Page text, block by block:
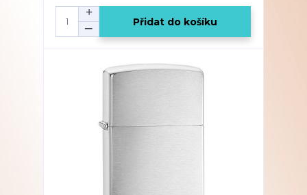
Přidat do košíku